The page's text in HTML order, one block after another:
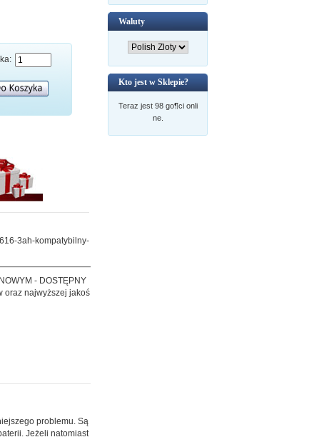
3ah-kompatybilny-
- DOSTĘPNY
oraz najwyższej jakoś
problemu. Są
Jeżeli natomiast
Waluty
Kto jest w Sklepie?
Teraz jest 98 go¶ci onli
ne.